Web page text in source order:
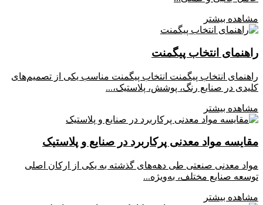
مشاهده بیشتر
راهنمای انتخاب پیگمنت
راهنمای انتخاب پیگمنت انتخاب پیگمنت مناسب یکی از تصمیم‌های
کلیدی در صنایع رنگ، پوشش، پلاستیک،...
مشاهده بیشتر
مقایسه مواد معدنی پرکاربرد در صنایع و پلاستیک
مواد معدنی صنعتی طی دهه‌های گذشته به یکی از ارکان اصلی
توسعه صنایع مختلف، به‌ویژه...
مشاهده بیشتر